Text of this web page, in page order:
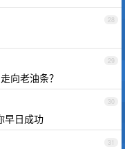
28
29
向老油条？
30
早日成功
31